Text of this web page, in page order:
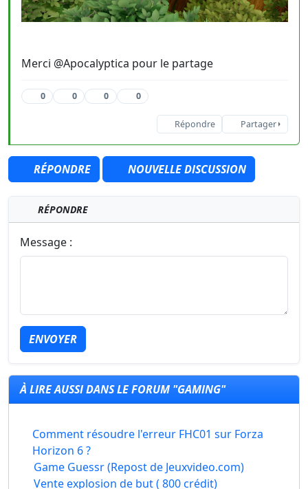
Merci @Apocalyptica pour le partage
0 0 0 0
Répondre Partager
RÉPONDRE NOUVELLE DISCUSSION
RÉPONDRE
Message :
ENVOYER
À LIRE AUSSI DANS LE FORUM "GAMING"
Comment résoudre l'erreur FHC01 sur Forza
Horizon 6 ?
Game Guessr (Repost de Jeuxvideo.com)
Vente explosion de but ( 800 crédit)